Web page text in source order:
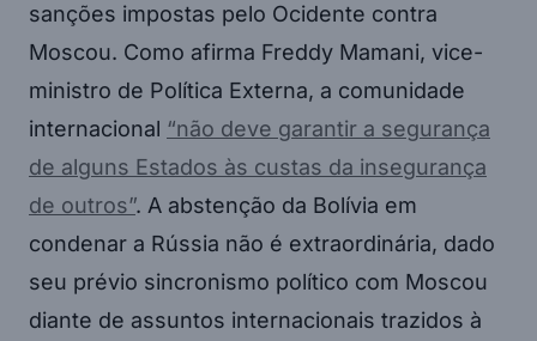
sanções impostas pelo Ocidente contra
Moscou. Como afirma Freddy Mamani, vice-
ministro de Política Externa, a comunidade
internacional “não deve garantir a segurança
de alguns Estados às custas da insegurança
de outros”. A abstenção da Bolívia em
condenar a Rússia não é extraordinária, dado
seu prévio sincronismo político com Moscou
diante de assuntos internacionais trazidos à